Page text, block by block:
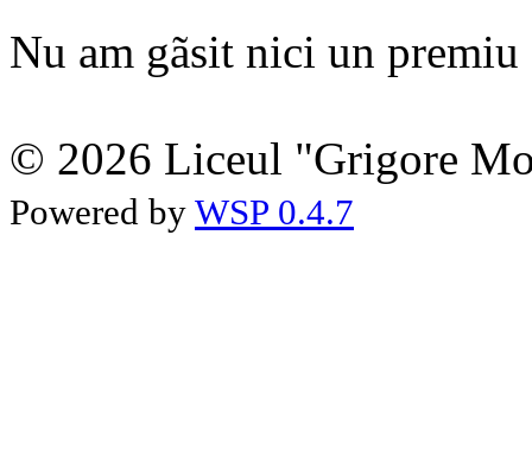
Nu am gãsit nici un premiu
© 2026 Liceul "Grigore
Powered by WSP 0.4.7